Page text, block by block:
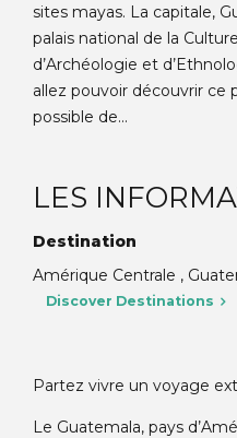
sites mayas. La capitale,
palais national de la
d’Archéologie et
allez pouvoir découvrir ce
possible de...
LES
Destination
Amérique Centrale ,
Discover Destinations
Partez vivre un voyage
Le Guatemala, pays